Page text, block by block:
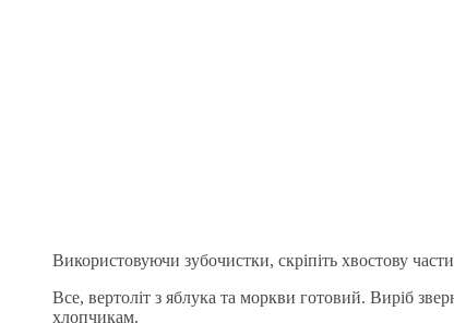
Використовуючи зубочистки, скріпіть хвостову
Все, вертоліт з яблука та моркви готовий. Виріб
хлопчикам.